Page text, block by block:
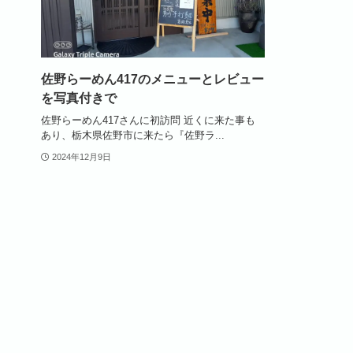
佐野らーめん417のメニューとレビュー
を写真付きで
佐野らーめん417さんに初訪問 近くに来た事も
あり、栃木県佐野市に来たら『佐野ラ...
2024年12月9日